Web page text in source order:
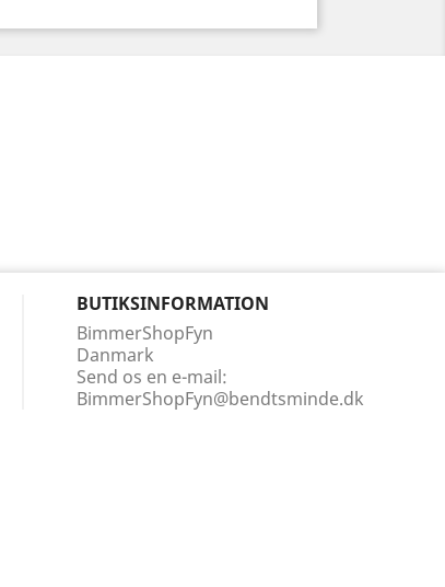
BUTIKSINFORMATION
BimmerShopFyn
Danmark
Send os en e-mail:
BimmerShopFyn@bendtsminde.dk